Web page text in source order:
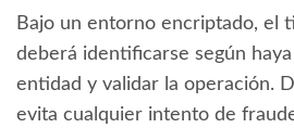
Bajo un entorno encriptado, el
deberá identificarse según
entidad y validar la operación.
evita cualquier intento de